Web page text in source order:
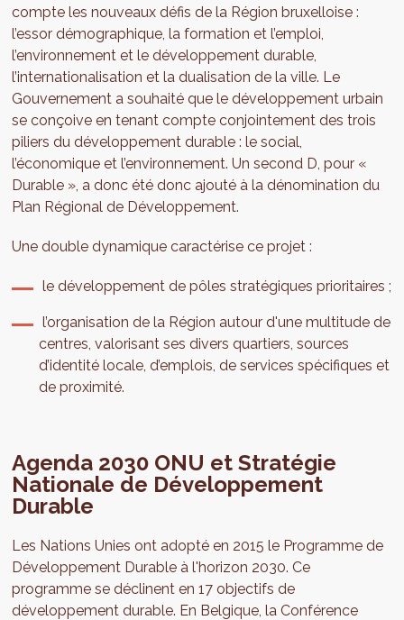
compte les nouveaux défis de la Région bruxelloise :
l’essor démographique, la formation et l’emploi,
l’environnement et le développement durable,
l’internationalisation et la dualisation de la ville. Le
Gouvernement a souhaité que le développement urbain
se conçoive en tenant compte conjointement des trois
piliers du développement durable : le social,
l’économique et l’environnement. Un second D, pour «
Durable », a donc été donc ajouté à la dénomination du
Plan Régional de Développement.
Une double dynamique caractérise ce projet :
le développement de pôles stratégiques prioritaires ;
l’organisation de la Région autour d'une multitude de
centres, valorisant ses divers quartiers, sources
d’identité locale, d’emplois, de services spécifiques et
de proximité.
Agenda 2030 ONU et Stratégie
Nationale de Développement
Durable
Les Nations Unies ont adopté en 2015 le Programme de
Développement Durable à l'horizon 2030. Ce
programme se déclinent en 17 objectifs de
développement durable. En Belgique, la Conférence